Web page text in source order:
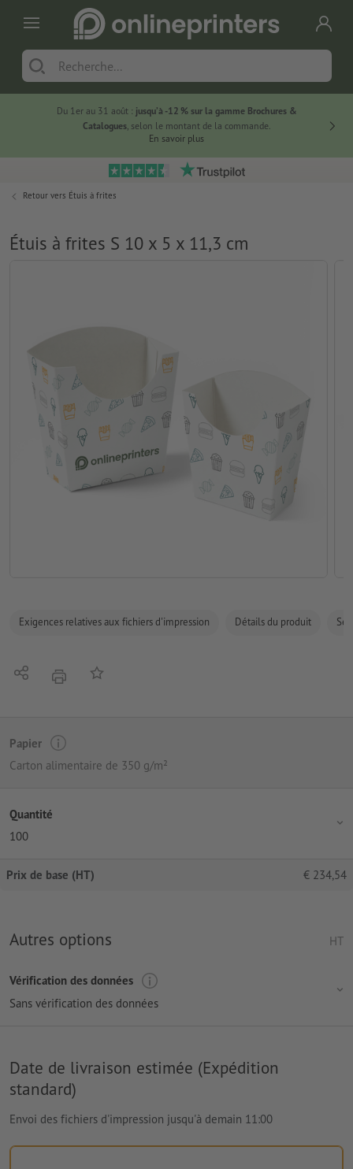
Du 1er au 31 août : jusqu’à -12 % sur la gamme Brochures &
Catalogues, selon le montant de la commande.
En savoir plus
Retour vers Étuis à frites
Étuis à frites S 10 x 5 x 11,3 cm
Exigences relatives aux fichiers d'impression Détails du produit
PartagerimprimerAjouter à liste d'article
Papier
Carton alimentaire de 350 g/m²
Quantité
100
Prix de base (HT) € 234,54
Autres options HT
Vérification des données
Sans vérification des données
Date de livraison estimée (Expédition
standard)
Envoi des fichiers d'impression jusqu'à demain 11:00